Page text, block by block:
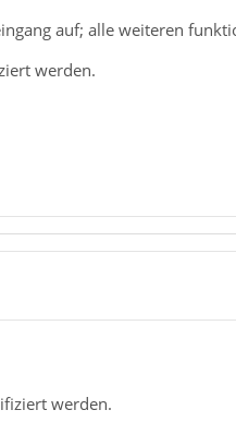
auf; alle weiteren
werden.
werden.